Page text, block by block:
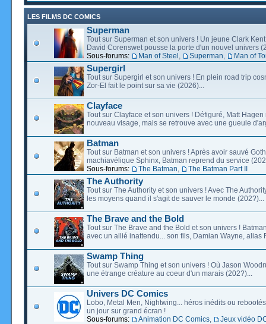
LES FILMS DC COMICS
Superman
Tout sur Superman et son univers ! Un jeune Clark
David Corenswet pousse la porte d'un nouvel univers
Sous-forums:
Man of Steel Superman Man of
Supergirl
Tout sur Supergirl et son univers ! En plein road trip
Zor-El fait le point sur sa vie (2026)...
Clayface
Tout sur Clayface et son univers ! Défiguré, Matt Hagen
nouveau visage, mais se retrouve avec une gueule
Batman
Tout sur Batman et son univers ! Après avoir sauvé
machiavélique Sphinx, Batman reprend du service
Sous-forums:
The Batman The Batman Part II
The Authority
Tout sur The Authority et son univers ! Avec The
les moyens quand il s'agit de sauver le monde (202?)...
The Brave and the Bold
Tout sur The Brave and the Bold et son univers !
avec un allié inattendu... son fils, Damian Wayne, alias
Swamp Thing
Tout sur Swamp Thing et son univers ! Où Jason
une étrange créature au coeur d'un marais (202?)...
Univers DC Comics
Lobo, Metal Men, Nightwing... héros inédits ou
un jour sur grand écran !
Sous-forums:
Animation DC Comics Jeux vidéo